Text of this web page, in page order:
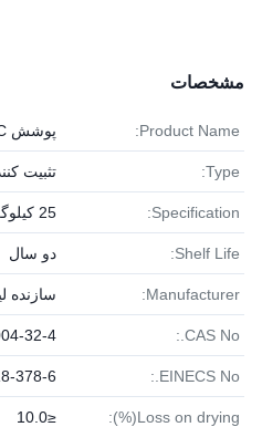
مشخصات
Product Name: پوشش CMC
Type: تثبیت
Specification: 25 کیلوگرم در هر کیسه کاغذی
Shelf Life: دو سال
Manufacturer: سازنده
CAS No.:
32-4
EINECS No.:
378-6
Loss on drying(%):
≤10.0